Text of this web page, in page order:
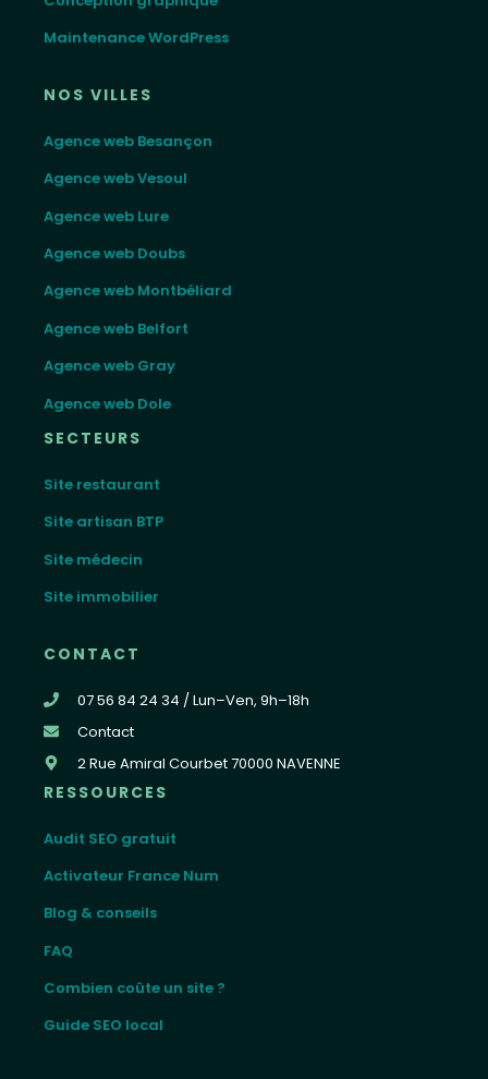
Maintenance WordPress
NOS VILLES
Agence web Besançon
Agence web Vesoul
Agence web Lure
Agence web Doubs
Agence web Montbéliard
Agence web Belfort
Agence web Gray
Agence web Dole
SECTEURS
Site restaurant
Site artisan BTP
Site médecin
Site immobilier
CONTACT
07 56 84 24 34 / Lun–Ven, 9h–18h
Contact
2 Rue Amiral Courbet 70000 NAVENNE
RESSOURCES
Audit SEO gratuit
Activateur France Num
Blog & conseils
FAQ
Combien coûte un site ?
Guide SEO local